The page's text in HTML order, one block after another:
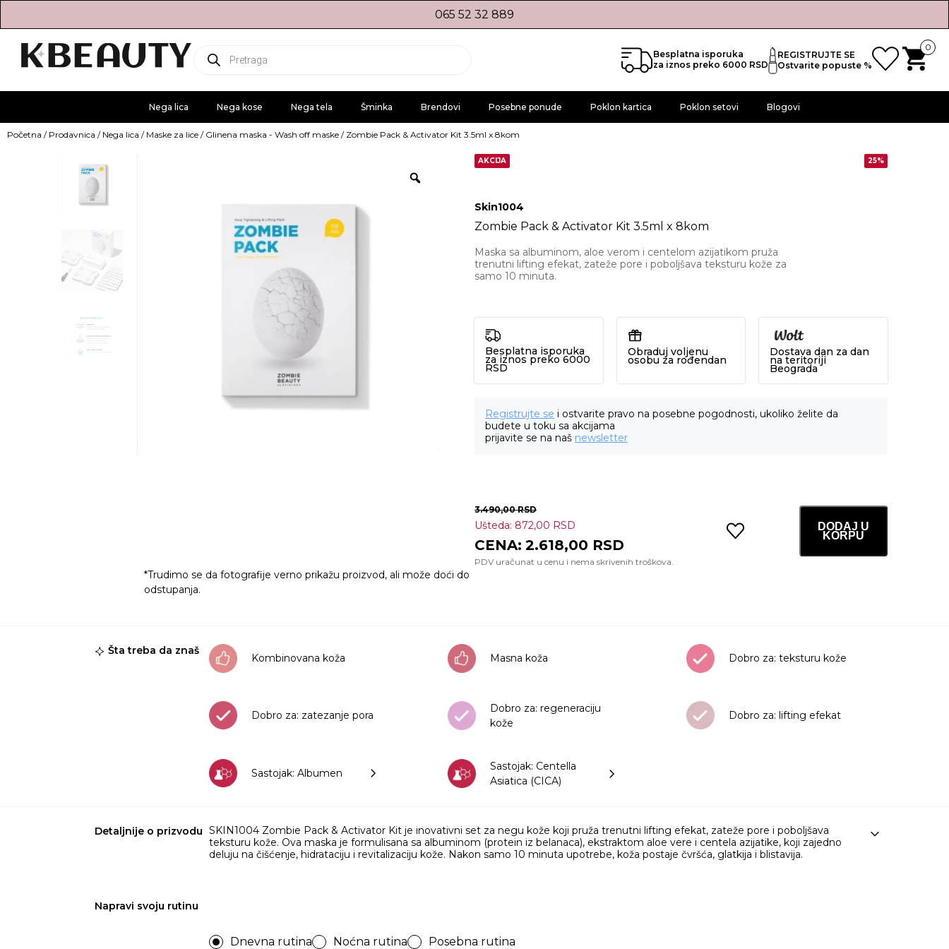
065 52 32 889
Products
search
Besplatna isporuka
za iznos preko 6000 RSD
REGISTRUJTE SE
Ostvarite popuste %
0
Nega lica Nega kose Nega tela Šminka Brendovi Posebne ponude Poklon kartica Poklon setovi Blogovi
Početna / Prodavnica / Nega lica / Maske za lice / Glinena maska - Wash off maske / Zombie Pack & Activator Kit 3.5ml x 8kom
AKCIJA 25%
Skin1004
Zombie Pack & Activator Kit 3.5ml x 8kom
Maska sa albuminom, aloe verom i centelom azijatikom pruža
trenutni lifting efekat, zateže pore i poboljšava teksturu kože za
samo 10 minuta.
Besplatna isporuka
za iznos preko 6000
RSD
Obraduj voljenu
osobu za rođendan
Dostava dan za dan
na teritoriji
Beograda
Registrujte se i ostvarite pravo na posebne pogodnosti, ukoliko želite da
budete u toku sa akcijama
prijavite se na naš newsletter
3.490,00RSD
Ušteda: 872,00 RSD
2.618,00 RSD
Zombie
DODAJ U
KORPU
*Trudimo se da fotografije verno prikažu proizvod, ali može doći do
odstupanja.
Šta treba da znaš
Kombinovana koža Masna koža Dobro za: teksturu kože
Dobro za: zatezanje pora
Dobro za: regeneraciju
kože
Dobro za: lifting efekat
Sastojak: Albumen
Sastojak: Centella
Asiatica (CICA)
Detaljnije o prizvodu SKIN1004 Zombie Pack & Activator Kit je inovativni set za negu kože koji pruža trenutni lifting efekat, zateže pore i poboljšava
teksturu kože. Ova maska je formulisana sa albuminom (protein iz belanaca), ekstraktom aloe vere i centela azijatike, koji zajedno
deluju na čišćenje, hidrataciju i revitalizaciju kože. Nakon samo 10 minuta upotrebe, koža postaje čvršća, glatkija i blistavija.
Napravi svoju rutinu
Dnevna rutina Noćna rutina Posebna rutina